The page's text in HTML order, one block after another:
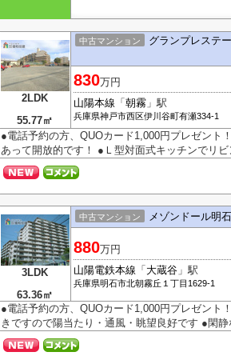
2LDK
55.77㎡
中古マンション グランプレステ
830万円
山陽本線 「 朝霧 」駅
兵庫県神戸市西区伊川谷町有瀬334-1
●電話予約の方、QUOカード1,000円プレゼント
あって開放的です！ ●Ｌ型対面式キッチンでリ
3LDK
63.36㎡
中古マンション メゾンドール明
880万円
山陽電鉄本線 「 大蔵谷 」駅
兵庫県明石市北朝霧丘 １丁目1629-1
●電話予約の方、QUOカード1,000円プレゼン
きですので陽当たり・通風・眺望良好です ●閑